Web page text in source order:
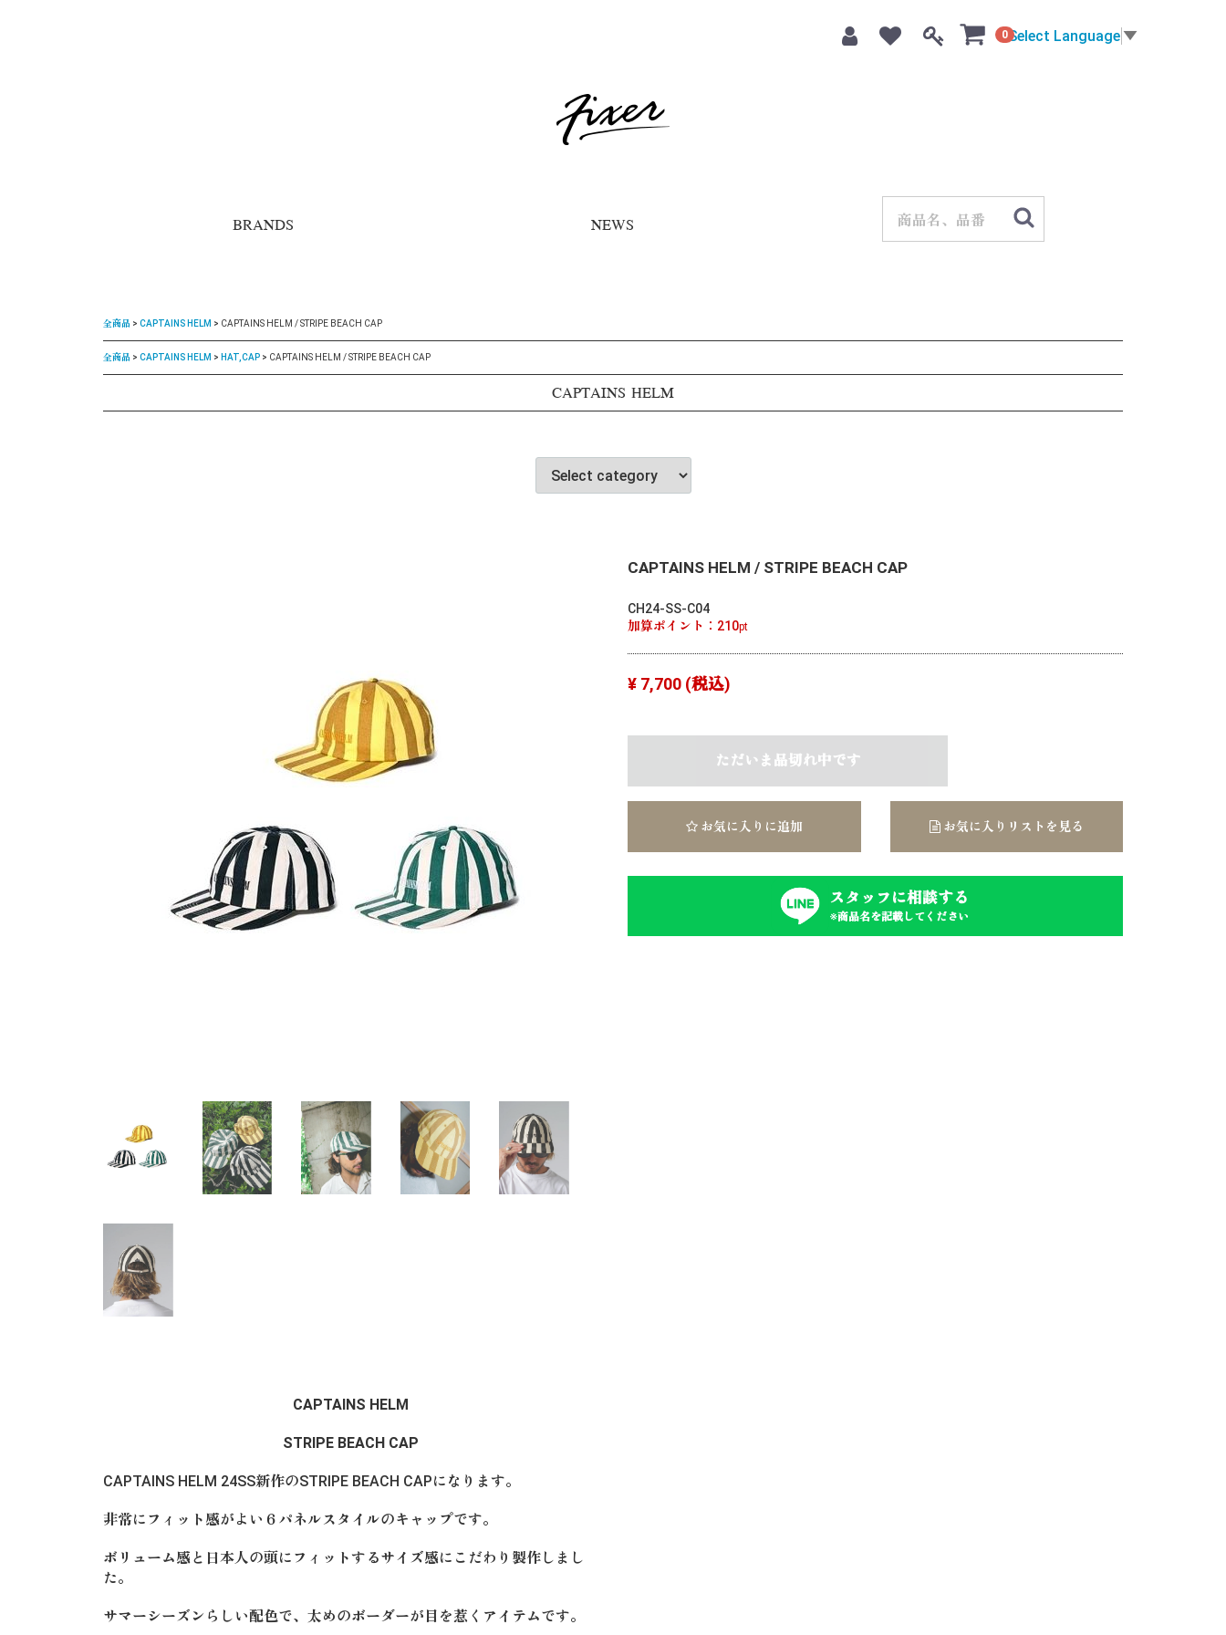
0 Select Language ▼
BRANDS NEWS
全商品 CAPTAINS HELM CAPTAINS HELM / STRIPE BEACH CAP
全商品 CAPTAINS HELM HAT,CAP CAPTAINS HELM / STRIPE BEACH CAP
CAPTAINS HELM
CAPTAINS HELM
STRIPE BEACH CAP
CAPTAINS HELM 24SS新作のSTRIPE BEACH CAPになります。
非常にフィット感がよい６パネルスタイルのキャップです。
ボリューム感と日本人の頭にフィットするサイズ感にこだわり製作しまし
た。
サマーシーズンらしい配色で、太めのボーダーが目を惹くアイテムです。
CAPTAINS HELM / STRIPE BEACH CAP
CH24-SS-C04
加算ポイント： 210pt
¥ 7,700 (税込)
ただいま品切れ中です
お気に入りに追加 お気に入りリストを見る
スタッフに相談する
※商品名を記載してください